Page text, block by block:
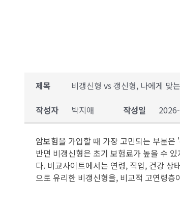
제목
비갱신형 vs 갱신형, 나에게 맞
작성자
박지애 작성일
암보험을 가입할 때 가장 고민되는 부분
반면 비갱신형은 초기 보험료가 높을 수
다. 비교사이트에서는 연령, 직업, 건강 상
으로 유리한 비갱신형을, 비교적 고연령